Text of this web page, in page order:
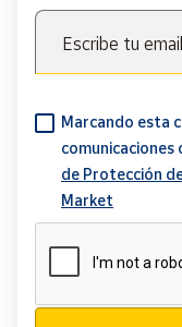
Escribe tu email
Marcando esta
comunicaciones
de Protección
Market